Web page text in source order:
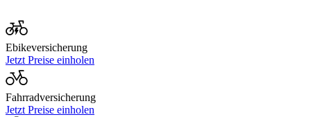
Ebikeversicherung
Jetzt Preise einholen
Fahrradversicherung
Jetzt Preise einholen